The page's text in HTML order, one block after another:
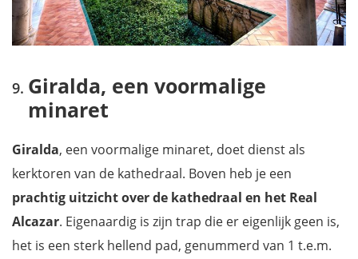
Giralda, een voormalige
minaret
Giralda, een voormalige minaret, doet dienst als
kerktoren van de kathedraal. Boven heb je een
prachtig uitzicht over de kathedraal en het Real
Alcazar. Eigenaardig is zijn trap die er eigenlijk geen is,
het is een sterk hellend pad, genummerd van 1 t.e.m.